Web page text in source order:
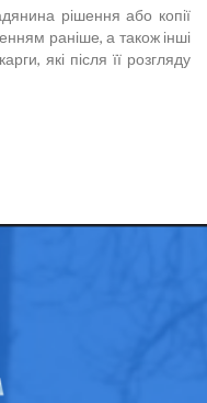
рішення або копії
раніше, а також інші
які після її розгляду